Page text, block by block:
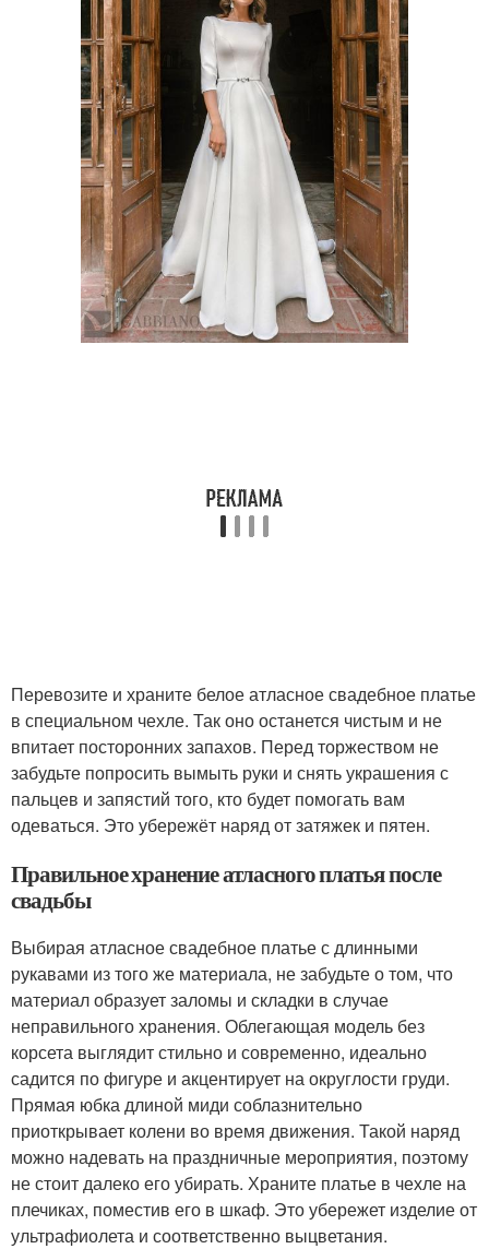
Перевозите и храните белое атласное свадебное платье
в специальном чехле. Так оно останется чистым и не
впитает посторонних запахов. Перед торжеством не
забудьте попросить вымыть руки и снять украшения с
пальцев и запястий того, кто будет помогать вам
одеваться. Это убережёт наряд от затяжек и пятен.
Правильное хранение атласного платья после
свадьбы
Выбирая атласное свадебное платье с длинными
рукавами из того же материала, не забудьте о том, что
материал образует заломы и складки в случае
неправильного хранения. Облегающая модель без
корсета выглядит стильно и современно, идеально
садится по фигуре и акцентирует на округлости груди.
Прямая юбка длиной миди соблазнительно
приоткрывает колени во время движения. Такой наряд
можно надевать на праздничные мероприятия, поэтому
не стоит далеко его убирать. Храните платье в чехле на
плечиках, поместив его в шкаф. Это убережет изделие от
ультрафиолета и соответственно выцветания.